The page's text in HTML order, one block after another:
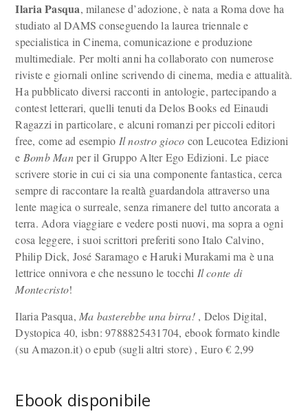
Ilaria Pasqua, milanese d’adozione, è nata a Roma dove ha
studiato al DAMS conseguendo la laurea triennale e
specialistica in Cinema, comunicazione e produzione
multimediale. Per molti anni ha collaborato con numerose
riviste e giornali online scrivendo di cinema, media e attualità.
Ha pubblicato diversi racconti in antologie, partecipando a
contest letterari, quelli tenuti da Delos Books ed Einaudi
Ragazzi in particolare, e alcuni romanzi per piccoli editori
free, come ad esempio Il nostro gioco con Leucotea Edizioni
e Bomb Manper il Gruppo Alter Ego Edizioni. Le piace
scrivere storie in cui ci sia una componente fantastica, cerca
sempre di raccontare la realtà̀ guardandola attraverso una
lente magica o surreale, senza rimanere del tutto ancorata a
terra. Adora viaggiare e vedere posti nuovi, ma sopra a ogni
cosa leggere, i suoi scrittori preferiti sono Italo Calvino,
Philip Dick, José Saramago e Haruki Murakami ma è una
lettrice onnivora e che nessuno le tocchi Il conte di
Montecristo!
Ilaria Pasqua,Ma basterebbe una birra!, Delos Digital,
Dystopica 40, isbn: 9788825431704, ebook formato kindle
(su Amazon.it) o epub (sugli altri store) , Euro€ 2,99
Ebook disponibile